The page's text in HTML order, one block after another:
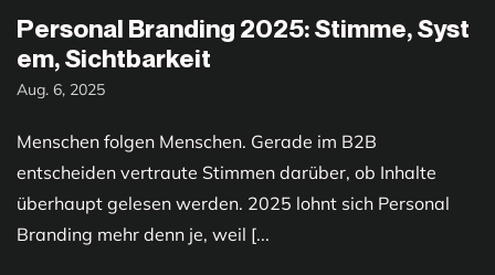
Personal Branding 2025: Stimme, Syst
em, Sichtbarkeit
Aug. 6, 2025
Menschen folgen Menschen. Gerade im B2B
entscheiden vertraute Stimmen darüber, ob Inhalte
überhaupt gelesen werden. 2025 lohnt sich Personal
Branding mehr denn je, weil [...